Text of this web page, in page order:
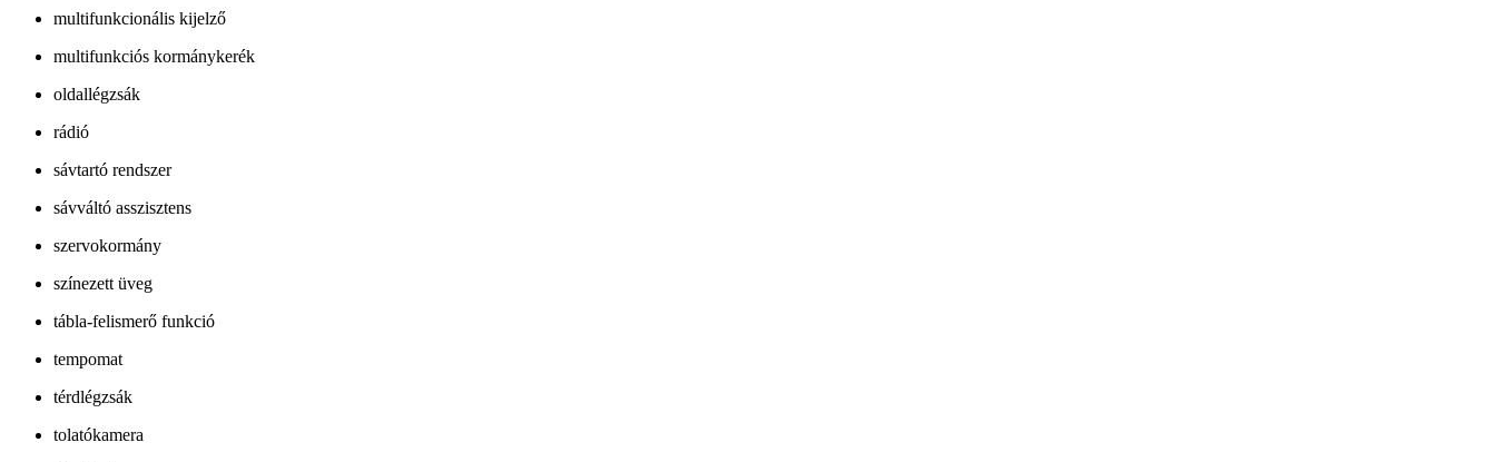
multifunkcionális kijelző
multifunkciós kormánykerék
oldallégzsák
rádió
sávtartó rendszer
sávváltó asszisztens
szervokormány
színezett üveg
tábla-felismerő funkció
tempomat
térdlégzsák
tolatókamera